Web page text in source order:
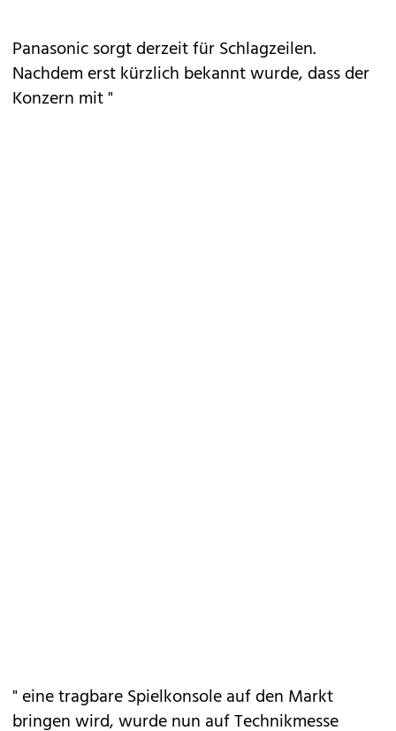
Panasonic sorgt derzeit für Schlagzeilen.
Nachdem erst kürzlich bekannt wurde, dass der
Konzern mit "
" eine tragbare Spielkonsole auf den Markt
bringen wird, wurde nun auf Technikmesse